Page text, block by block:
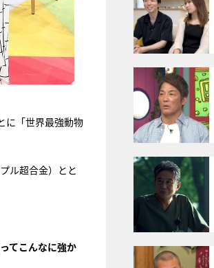
に「世界最強動物
ル超合金）とと
てこんなに強か